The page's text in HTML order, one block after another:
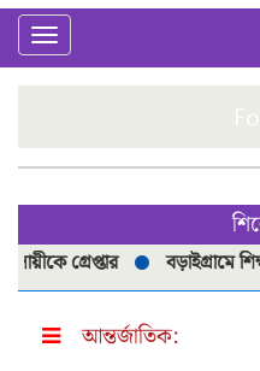
Toggle
navigation
গ্রেপ্তার বড়াইগ্রামে শিক্ষা
আন্তর্জাতিক: